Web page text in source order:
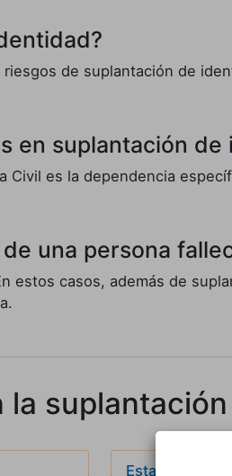
de suplantación de
en suplantación
Civil es la dependencia
una persona
estos casos, además de
Estafas por